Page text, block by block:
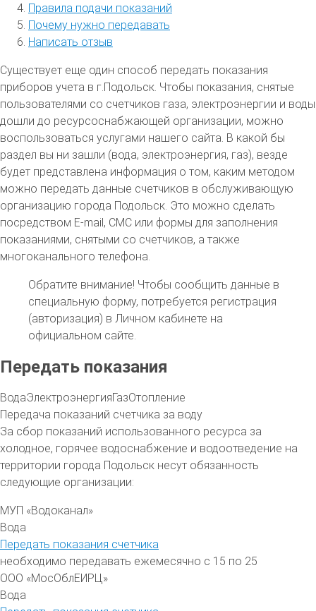
Правила подачи показаний
Почему нужно передавать
Написать отзыв
Существует еще один способ передать показания
приборов учета в г.Подольск. Чтобы показания, снятые
пользователями со счетчиков газа, электроэнергии и воды
дошли до ресурсоснабжающей организации, можно
воспользоваться услугами нашего сайта. В какой бы
раздел вы ни зашли (вода, электроэнергия, газ), везде
будет представлена информация о том, каким методом
можно передать данные счетчиков в обслуживающую
организацию города Подольск. Это можно сделать
посредством E-mail, СМС или формы для заполнения
показаниями, снятыми со счетчиков, а также
многоканального телефона.
Обратите внимание! Чтобы сообщить данные в
специальную форму, потребуется регистрация
(авторизация) в Личном кабинете на
официальном сайте.
Передать показания
ВодаЭлектроэнергияГазОтопление
Передача показаний счетчика за воду
За сбор показаний использованного ресурса за
холодное, горячее водоснабжение и водоотведение на
территории города Подольск несут обязанность
следующие организации:
МУП «Водоканал»
Вода
Передать показания счетчика
необходимо передавать ежемесячно с 15 по 25
ООО «МосОблЕИРЦ»
Вода